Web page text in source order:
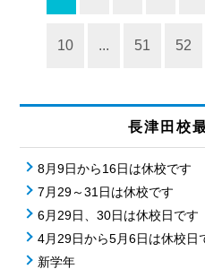
10 ... 51 52
長津田校
8月9日から16日は休校です
7月29～31日は休校です
6月29日、30日は休校日です
4月29日から5月6日は休校日
新学年